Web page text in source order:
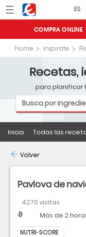
Menú Eroski
COMPRA ONLINE
Home Inspirate
Recetas,
para planificar
Inicio Todas las
Pavlova de
4270 visitas
Dificultad
Tiempo Más de 2
Precio medio
NUTRI-SCORE
Volver